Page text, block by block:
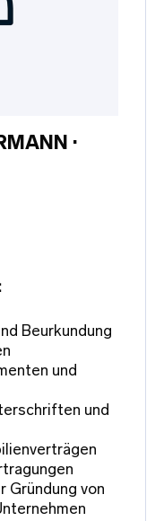
·
Beurkundung
und
und
Gründung von